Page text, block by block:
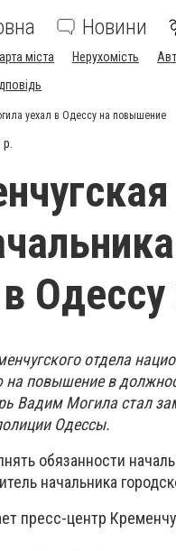
Новини
міста Нерухомість
уехал в Одессу на повышение
отдела
на повышение в
Вадим Могила стал
Одессы.
обязанности
начальника
пресс-центр